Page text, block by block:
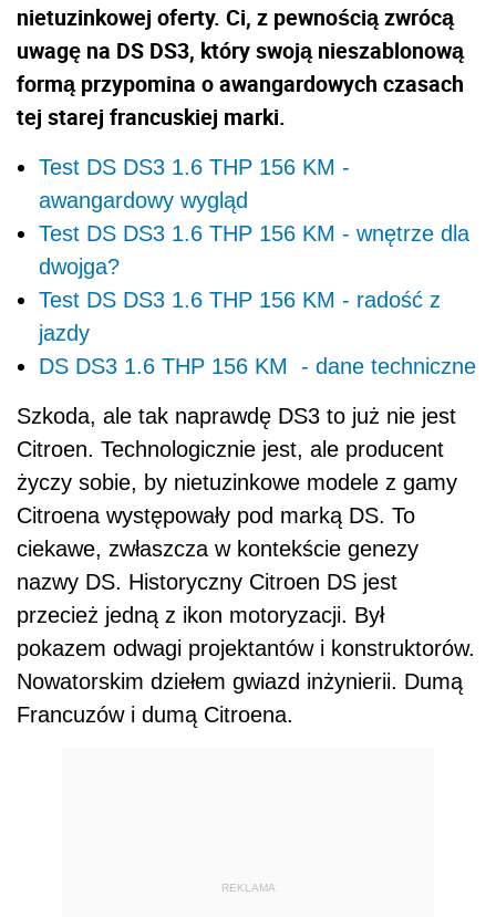
nietuzinkowej oferty. Ci, z pewnością zwrócą
uwagę na DS DS3, który swoją nieszablonową
formą przypomina o awangardowych czasach
tej starej francuskiej marki.
Test DS DS3 1.6 THP 156 KM -
awangardowy wygląd
Test DS DS3 1.6 THP 156 KM - wnętrze dla
dwojga?
Test DS DS3 1.6 THP 156 KM - radość z
jazdy
DS DS3 1.6 THP 156 KM - dane techniczne
Szkoda, ale tak naprawdę DS3 to już nie jest
Citroen. Technologicznie jest, ale producent
życzy sobie, by nietuzinkowe modele z gamy
Citroena występowały pod marką DS. To
ciekawe, zwłaszcza w kontekście genezy
nazwy DS. Historyczny Citroen DS jest
przecież jedną z ikon motoryzacji. Był
pokazem odwagi projektantów i konstruktorów.
Nowatorskim dziełem gwiazd inżynierii. Dumą
Francuzów i dumą Citroena.
REKLAMA